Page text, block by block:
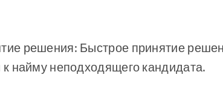
решения: Быстрое принятие
найму неподходящего кандидата.